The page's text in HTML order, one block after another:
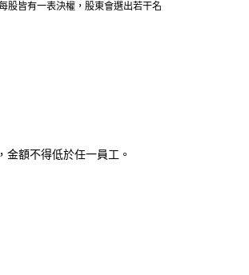
股皆有一表決權，股東會選出若干名
額不得低於任一員工。